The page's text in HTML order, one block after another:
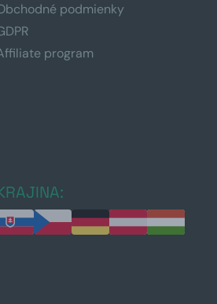
podmienky
program